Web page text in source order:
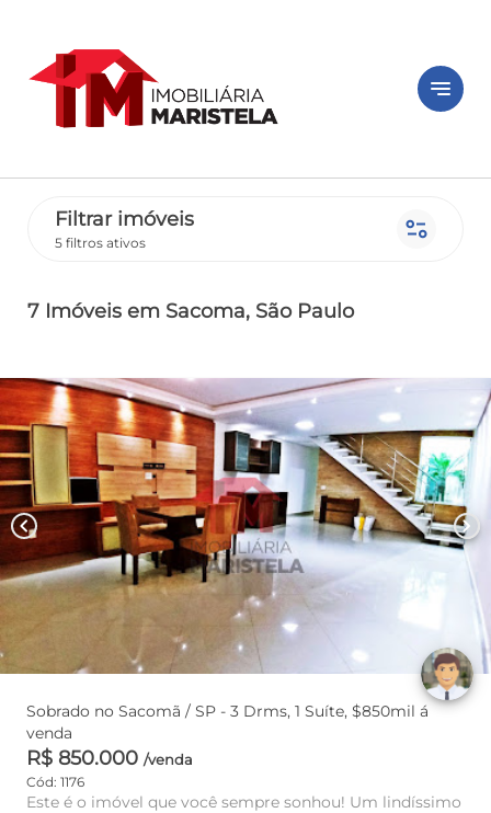
notes
Filtrar imóveis
5 filtros ativos page_info
7 Imóveis em Sacoma, São Paulo
chevron_left chevron_right
Sobrado no Sacomã / SP - 3 Drms, 1 Suíte, $850mil á
venda
R$ 850.000 /venda
Cód: 1176
Este é o imóvel que você sempre sonhou! Um lindíssimo